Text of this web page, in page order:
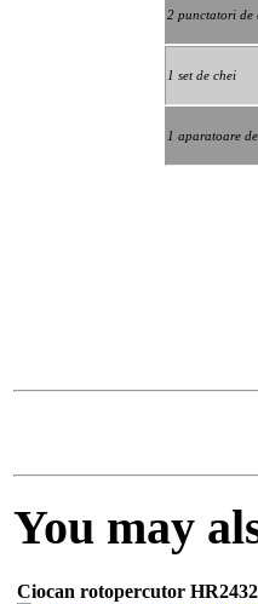
2 punctatori de
1 set de chei
1 aparatoare
You may
Ciocan rotopercutor HR2432